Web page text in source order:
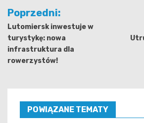
Nawigacja
wpisu
Poprzedni:
Lutomiersk inwestuje w
turystykę: nowa
infrastruktura dla
rowerzystów!
POWIĄZANE TEMATY